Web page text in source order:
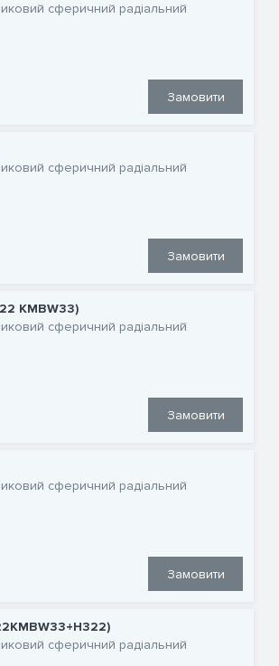
сферичний радіальний
Замовити
сферичний радіальний
Замовити
KMBW33)
сферичний радіальний
Замовити
сферичний радіальний
Замовити
сферичний радіальний